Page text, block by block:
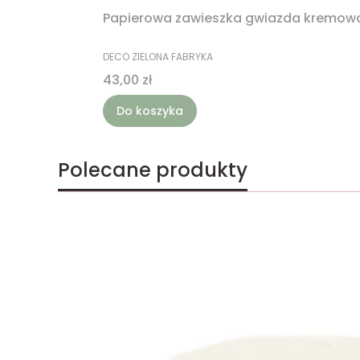
Papierowa zawieszka gwiazda
PRODUCENT
DECO ZIELONA FABRYKA
Cena
43,00 zł
Do koszyka
Polecane produkty